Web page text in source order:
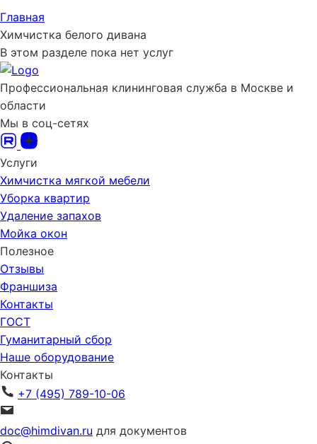
Главная
Химчистка белого дивана
В этом разделе пока нет услуг
Профессиональная клининговая служба в Москве и
области
Мы в соц-сетях
Услуги
Химчистка мягкой мебели
Уборка квартир
Удаление запахов
Мойка окон
Полезное
Отзывы
Франшиза
Контакты
ГОСТ
Гуманитарный сбор
Наше оборудование
Контакты
+7 (495) 789-10-06
doc@himdivan.ru для документов